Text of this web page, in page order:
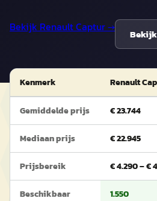
Bekijk Renault Captur→
Bekijk
Kenmerk Renault
Gemiddelde prijs € 23.744
Mediaan prijs € 22.945
Prijsbereik € 4.290 – €
Beschikbaar 1.550